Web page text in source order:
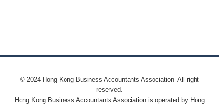
© 2024 Hong Kong Business Accountants Association. All right
reserved.
Hong Kong Business Accountants Association is operated by Hong